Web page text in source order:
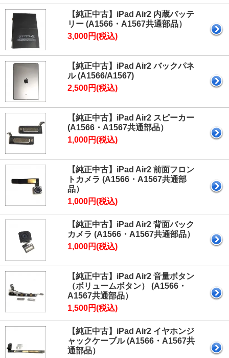
【純正中古】iPad Air2 内蔵バッテ
リー (A1566・A1567共通部品）
3,000円(税込)
【純正中古】iPad Air2 バックパネ
ル (A1566/A1567)
2,500円(税込)
【純正中古】iPad Air2 スピーカー
(A1566・A1567共通部品）
1,000円(税込)
【純正中古】iPad Air2 前面フロン
トカメラ (A1566・A1567共通部
品）
1,000円(税込)
【純正中古】iPad Air2 背面バック
カメラ (A1566・A1567共通部品）
1,000円(税込)
【純正中古】iPad Air2 音量ボタン
（ボリュームボタン） (A1566・
A1567共通部品）
1,500円(税込)
【純正中古】iPad Air2 イヤホンジ
ャックケーブル (A1566・A1567共
通部品）